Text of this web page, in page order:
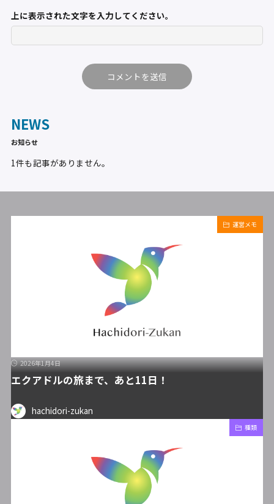
上に表示された文字を入力してください。
NEWS
お知らせ
1件も記事がありません。
運営メモ
2026年1月4日
エクアドルの旅まで、あと11日！
hachidori-zukan
種類